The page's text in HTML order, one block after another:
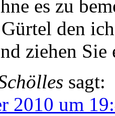
es zu
den
ziehen Sie
sagt:
2010 um